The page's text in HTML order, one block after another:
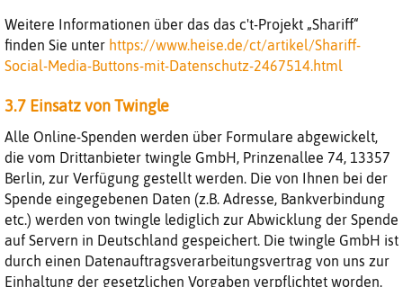
Weitere Informationen über das das c't-Projekt „Shariff“
finden Sie unter https://www.heise.de/ct/artikel/Shariff-
Social-Media-Buttons-mit-Datenschutz-2467514.html
3.7 Einsatz von Twingle
Alle Online-Spenden werden über Formulare abgewickelt,
die vom Drittanbieter twingle GmbH, Prinzenallee 74, 13357
Berlin, zur Verfügung gestellt werden. Die von Ihnen bei der
Spende eingegebenen Daten (z.B. Adresse, Bankverbindung
etc.) werden von twingle lediglich zur Abwicklung der Spende
auf Servern in Deutschland gespeichert. Die twingle GmbH ist
durch einen Datenauftragsverarbeitungsvertrag von uns zur
Einhaltung der gesetzlichen Vorgaben verpflichtet worden.